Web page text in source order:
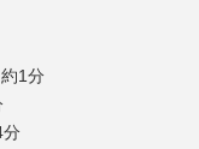
1分
分